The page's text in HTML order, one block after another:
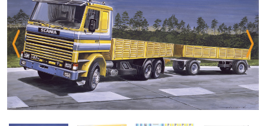
Previous